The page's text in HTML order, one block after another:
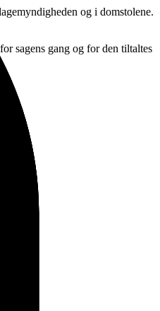
og i domstolene.
sagens gang og for den tiltaltes